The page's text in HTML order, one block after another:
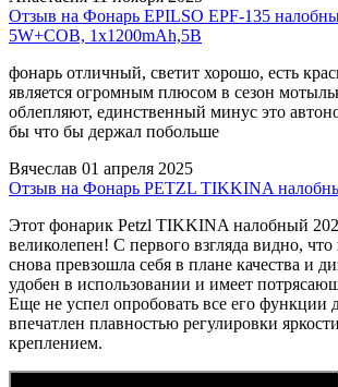
Отзыв на Фонарь EPILSO EPF-135
5W+COB, 1x1200mAh,5B
фонарь отличный, светит хорошо, есть
является огромным плюсом в сезон
облепляют, единственный минус это
бы что бы держал побольше
Вячеслав 01 апреля 2025
Отзыв на Фонарь PETZL TIKKINA
Этот фонарик Petzl TIKKINA налобный
великолепен! С первого взгляда видно,
снова превзошла себя в плане качества и
удобен в использовании и имеет
Еще не успел опробовать все его функции
впечатлен плавностью регулировки
креплением.